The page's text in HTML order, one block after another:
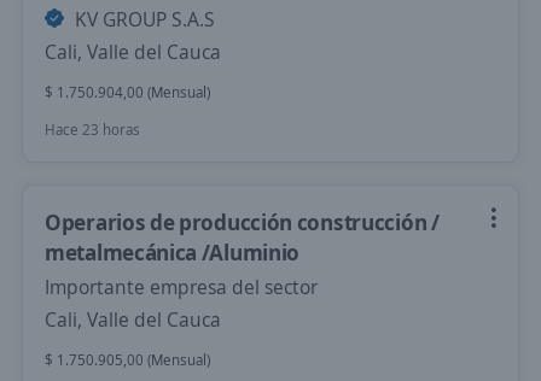
KV GROUP S.A.S
Cali, Valle del Cauca
$ 1.750.904,00 (Mensual)
Hace 23 horas
Operarios de producción construcción /
metalmecánica /Aluminio
Importante empresa del sector
Cali, Valle del Cauca
$ 1.750.905,00 (Mensual)